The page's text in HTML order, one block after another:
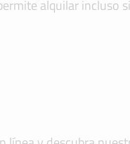
alquilar incluso